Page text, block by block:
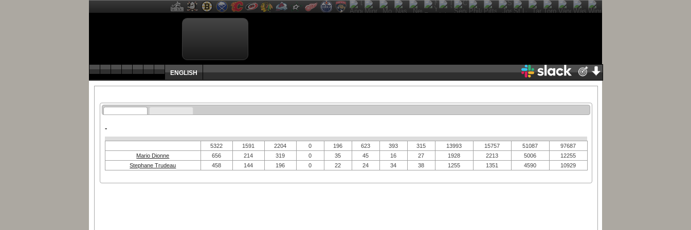
ENGLISH
-
5322 1591 2204 0 196 623 393 315 13993 15757 51087
97687
Mario Dionne
656 214 319 0 35 45 16 27 1928 2213 5006
12255
Stephane Trudeau
458 144 196 0 22 24 34 38 1255 1351 4590 10929